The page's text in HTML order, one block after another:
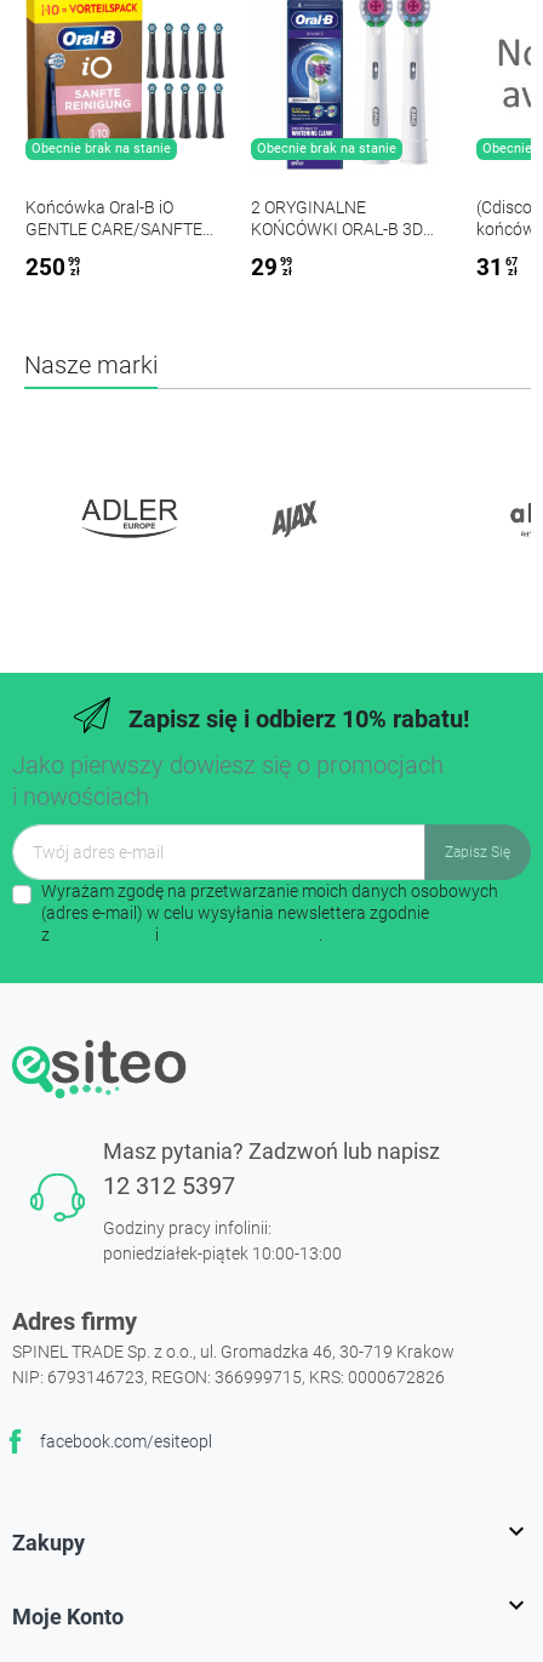
Obecnie brak na stanie
Końcówka Oral-B iO
GENTLE CARE/SANFTE
250 99
zł
Obecnie brak na stanie
2 ORYGINALNE
KOŃCÓWKI ORAL-B 3D
29 99
zł
Obecnie
31 67
zł
Nasze marki
Zapisz się i odbierz 10% rabatu!
Jako pierwszy dowiesz się o promocjach
i nowościach
Wyrażam zgodę na przetwarzanie moich danych osobowych
(adres e-mail) w celu wysyłania newslettera zgodnie
z
i .
Masz pytania? Zadzwoń lub napisz
12 312 5397
Godziny pracy infolinii:
poniedziałek-piątek 10:00-13:00
Adres firmy
SPINEL TRADE Sp. z o.o., ul. Gromadzka 46, 30-719 Krakow
NIP: 6793146723, REGON: 366999715, KRS: 0000672826
facebook.com/esiteopl
Facebook
Zakupy 
Moje Konto 